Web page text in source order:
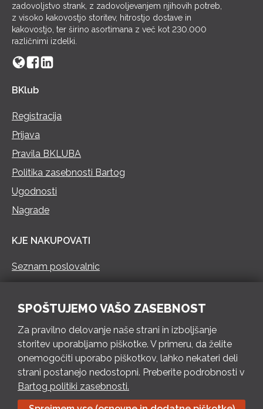
zadovoljstvo strank, z zadovoljevanjem njihovih potreb,
z visoko kakovostjo storitev, hitrostjo dostave in
kakovostjo, ter širino asortimana z več kot 230.000
različnimi izdelki.
BKlub
Registracija
Prijava
Pravila BKLUBA
Politika zasebnosti Bartog
Ugodnosti
Nagrade
KJE NAKUPOVATI
Seznam poslovalnic
PON – PET 8 – 18 h / SOB 8 – 12 h
Pošlji e-mail
Izpolni kontaktni obrazec
SPOŠTUJEMO VAŠO ZASEBNOST
Za pravilno delovanje naše strani in izboljšanje
storitev uporabljamo piškotke. V primeru, da želite
onemogočiti uporabo piškotkov, lahko nekateri deli
strani postanejo nedostopni. Preberite podrobnosti v
Bartog politiki zasebnosti.